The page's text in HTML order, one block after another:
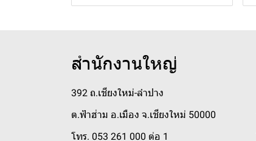
สำนักงานใหญ่
392 ถ.เชียงใหม่-ลำปาง
ต.ฟ้าฮ่าม อ.เมือง จ.เชียงใหม่ 50000
โทร. 053 261 000 ต่อ 1